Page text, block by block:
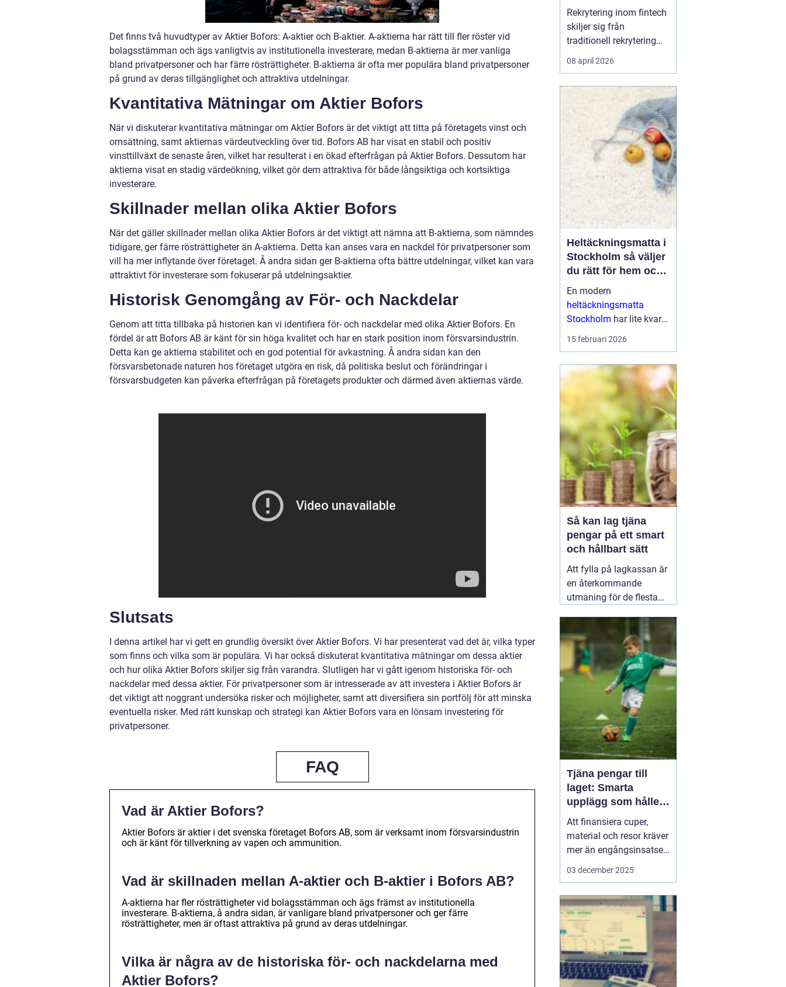
Det finns två huvudtyper av Aktier Bofors: A-aktier och B-aktier. A-aktierna har rätt till fler röster vid
bolagsstämman och ägs vanligtvis av institutionella investerare, medan B-aktierna är mer vanliga
bland privatpersoner och har färre rösträttigheter. B-aktierna är ofta mer populära bland privatpersoner
på grund av deras tillgänglighet och attraktiva utdelningar.
Kvantitativa Mätningar om Aktier Bofors
När vi diskuterar kvantitativa mätningar om Aktier Bofors är det viktigt att titta på företagets vinst och
omsättning, samt aktiernas värdeutveckling över tid. Bofors AB har visat en stabil och positiv
vinsttillväxt de senaste åren, vilket har resulterat i en ökad efterfrågan på Aktier Bofors. Dessutom har
aktierna visat en stadig värdeökning, vilket gör dem attraktiva för både långsiktiga och kortsiktiga
investerare.
Skillnader mellan olika Aktier Bofors
När det gäller skillnader mellan olika Aktier Bofors är det viktigt att nämna att B-aktierna, som nämndes
tidigare, ger färre rösträttigheter än A-aktierna. Detta kan anses vara en nackdel för privatpersoner som
vill ha mer inflytande över företaget. Å andra sidan ger B-aktierna ofta bättre utdelningar, vilket kan vara
attraktivt för investerare som fokuserar på utdelningsaktier.
Historisk Genomgång av För- och Nackdelar
Genom att titta tillbaka på historien kan vi identifiera för- och nackdelar med olika Aktier Bofors. En
fördel är att Bofors AB är känt för sin höga kvalitet och har en stark position inom försvarsindustrin.
Detta kan ge aktierna stabilitet och en god potential för avkastning. Å andra sidan kan den
försvarsbetonade naturen hos företaget utgöra en risk, då politiska beslut och förändringar i
försvarsbudgeten kan påverka efterfrågan på företagets produkter och därmed även aktiernas värde.
Slutsats
I denna artikel har vi gett en grundlig översikt över Aktier Bofors. Vi har presenterat vad det är, vilka typer
som finns och vilka som är populära. Vi har också diskuterat kvantitativa mätningar om dessa aktier
och hur olika Aktier Bofors skiljer sig från varandra. Slutligen har vi gått igenom historiska för- och
nackdelar med dessa aktier. För privatpersoner som är intresserade av att investera i Aktier Bofors är
det viktigt att noggrant undersöka risker och möjligheter, samt att diversifiera sin portfölj för att minska
eventuella risker. Med rätt kunskap och strategi kan Aktier Bofors vara en lönsam investering för
privatpersoner.
FAQ
Vad är Aktier Bofors?
Aktier Bofors är aktier i det svenska företaget Bofors AB, som är verksamt inom försvarsindustrin
och är känt för tillverkning av vapen och ammunition.
Vad är skillnaden mellan A-aktier och B-aktier i Bofors AB?
A-aktierna har fler rösträttigheter vid bolagsstämman och ägs främst av institutionella
investerare. B-aktierna, å andra sidan, är vanligare bland privatpersoner och ger färre
rösträttigheter, men är oftast attraktiva på grund av deras utdelningar.
Vilka är några av de historiska för- och nackdelarna med
Aktier Bofors?
ledare och
specialister
Rekrytering inom fintech
skiljer sig från
traditionell rekrytering
inom bank, finans eller
renodlad tech.
miljö där teknik, affär
och reglering möts och
ofta krockar.
Tillväxttakten är hög,
regelverken skärps och
konkurrens...
08 april 2026
Heltäckningsmatta i
Stockholm så väljer
du rätt för hem och
kontor
En modern
heltäckningsmatta
Stockholm har lite kvar
gemensamt med de
och 80-talet. I da...
15 februari 2026
Så kan lag tjäna
pengar på ett smart
och hållbart sätt
Att fylla på lagkassan är
en återkommande
utmaning för de flesta
träningsläger, material,
domarkostnader och
resor äter snabbt upp
pengarna. Många söker
därför enkla och tydliga
20 januari 2026
Tjäna pengar till
laget: Smarta
upplägg som håller i
längden
Att finansiera cuper,
material och resor kräver
mer än engångsinsatser.
Många lag väljer idag
och lojala kunder. Fokus
ligger på vardagsvaror,
tydlig pl...
03 december 2025